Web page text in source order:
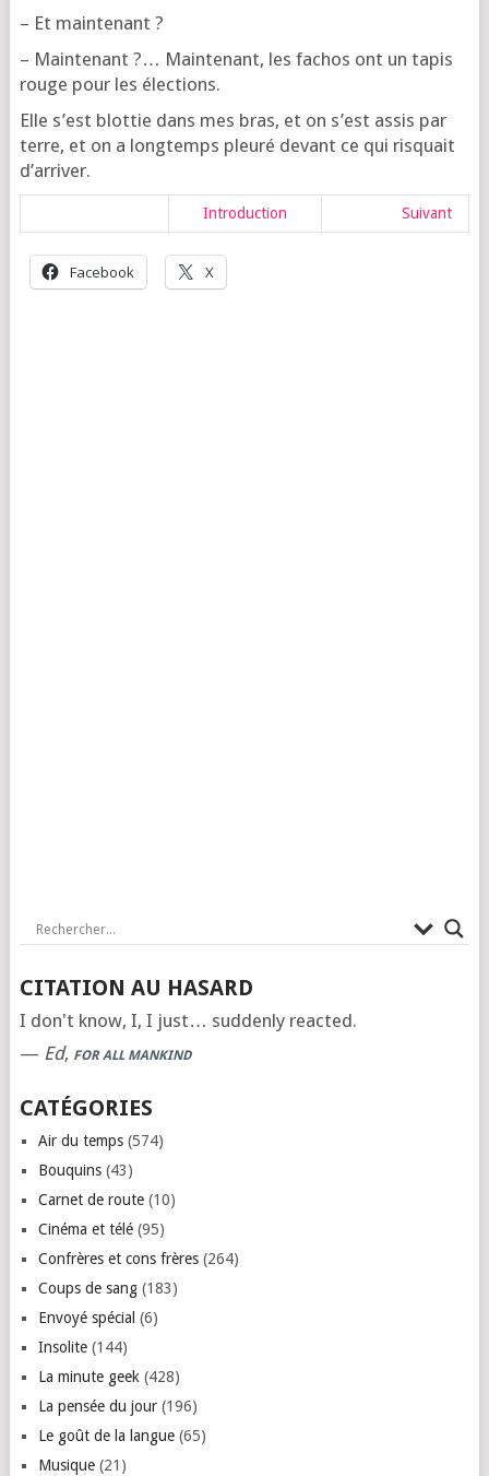
– Et maintenant ?
– Main­te­nant ?… Main­te­nant, les fachos ont un tapis
rouge pour les élections.
Elle s’est blot­tie dans mes bras, et on s’est assis par
terre, et on a long­temps pleu­ré devant ce qui ris­quait
d’arriver.
Intro­duc­tion Sui­vant
Face­book X
CITATION AU HASARD
I don't know, I, I just… suddenly reacted.
— Ed, FOR ALL MANKIND
CATÉGORIES
Air du temps(574)
Bouquins(43)
Carnet de route(10)
Cinéma et télé(95)
Confrères et cons frères(264)
Coups de sang(183)
Envoyé spécial (6)
Insolite(144)
La minute geek (428)
La pensée du jour(196)
Le goût de la langue(65)
Musique(21)